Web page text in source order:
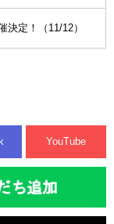
決定！（11/12）
YouTube